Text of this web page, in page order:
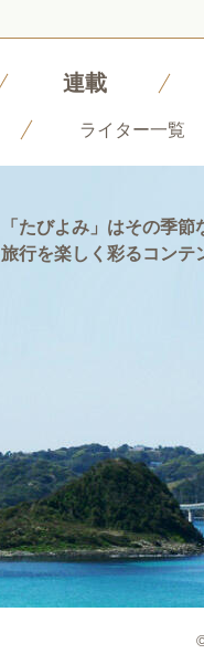
連載
ライター一覧
「たびよみ」はその季
旅行を楽しく彩るコンテ